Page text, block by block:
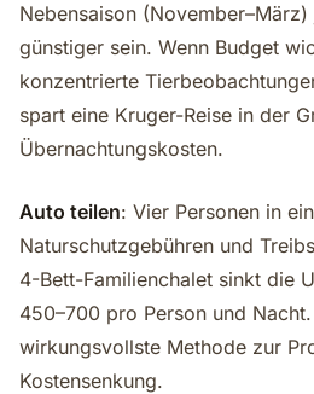
Nebensaison
günstiger sein. Wenn Budget
konzentrierte
spart eine Kruger-Reise in der
Übernachtungskosten.
Auto teilen: Vier Personen in
Naturschutzgebühren und
4-Bett-Familienchalet sinkt die
450–700 pro Person und
wirkungsvollste Methode zur
Kostensenkung.